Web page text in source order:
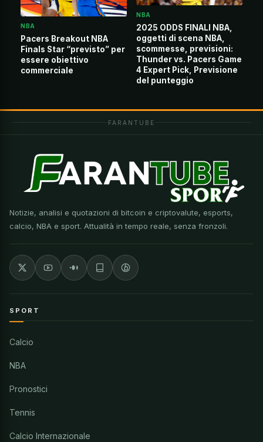
NBA
Pacers Breakout NBA
Finals Star “previsto” per
essere obiettivo
commerciale
NBA
2025 ODDS FINALI NBA,
oggetti di scena NBA,
scommesse, previsioni:
Thunder vs. Pacers Game
4 Expert Pick, Previsione
del punteggio
FARANTUBE
Notizie, analisi e quotazioni di bitcoin e criptovalute, esports,
calcio, NBA e sport. Attualità in tempo reale, senza fronzoli.
SPORT
Calcio
NBA
Pronostici
Tennis
Calcio Internazionale